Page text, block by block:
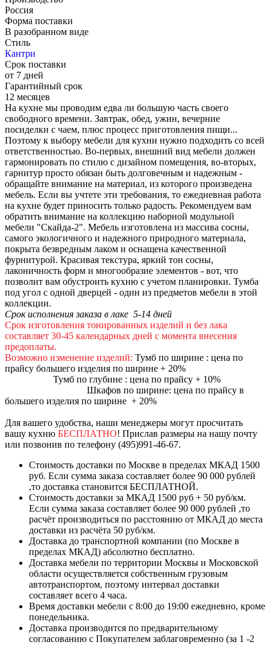
Россия
Форма поставки
В разобранном виде
Стиль
Кантри
Срок поставки
от 7 дней
Гарантийный срок
12 месяцев
На кухне мы проводим едва ли большую часть своего
свободного времени. Завтрак, обед, ужин, вечерние
посиделки с чаем, плюс процесс приготовления пищи...
Поэтому к выбору мебели для кухни нужно подходить со всей
ответственностью. Во-первых, внешний вид мебели должен
гармонировать по стилю с дизайном помещения, во-вторых,
гарнитур просто обязан быть долговечным и надежным -
обращайте внимание на материал, из которого произведена
мебель. Если вы учтете эти требования, то ежедневная работа
на кухне будет приносить только радость. Рекомендуем вам
обратить внимание на коллекцию наборной модульной
мебели "Скайда-2". Мебель изготовлена из массива сосны,
самого экологичного и надежного природного материала,
покрыта безвредным лаком и оснащена качественной
фурнитурой. Красивая текстура, яркий тон сосны,
лаконичность форм и многообразие элементов - вот, что
позволит вам обустроить кухню с учетом планировки. Тумба
под угол с одной дверцей - один из предметов мебели в этой
коллекции.
Срок исполнения заказа в лаке 5-14 дней
Срок изготовления тонированных изделий и без лака
составляет 30-45 календарных дней с момента внесения
предоплаты.
Возможно изменение изделий: Тумб по ширине : цена по
прайсу большего изделия по ширине + 20%
Тумб по глубине : цена по прайсу + 10%
Шкафов по ширине: цена по прайсу в
большего изделия по ширине + 20%
Для вашего удобства, наши менеджеры могут просчитать
вашу кухню БЕСПЛАТНО! Прислав размеры на нашу почту
или позвонив по телефону (495)991-46-67.
Стоимость доставки по Москве в пределах МКАД 1500
руб. Если сумма заказа составляет более 90 000 рублей
,то доставка становится БЕСПЛАТНОЙ.
Стоимость доставки за МКАД 1500 руб + 50 руб/км.
Если сумма заказа составляет более 90 000 рублей ,то
расчёт производиться по расстоянию от МКАД до места
доставки из расчёта 50 руб/км.
Доставка до транспортной компании (по Москве в
пределах МКАД) абсолютно бесплатно.
Доставка мебели по территории Москвы и Московской
области осуществляется собственным грузовым
автотранспортом, поэтому интервал доставки
составляет всего 4 часа.
Время доставки мебели с 8:00 до 19:00 ежедневно, кроме
понедельника.
Доставка производится по предварительному
согласованию с Покупателем заблаговременно (за 1 -2